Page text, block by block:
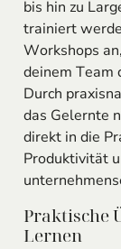
bis hin zu
trainiert
Workshops
deinem Team
Durch
das Gelernte
direkt in die
Produktivität
Praktische
Lernen